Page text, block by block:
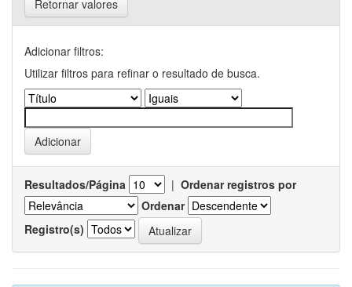
Retornar valores
Adicionar filtros:
Utilizar filtros para refinar o resultado de busca.
Resultados/Página | Ordenar registros por
Ordenar
Registro(s)